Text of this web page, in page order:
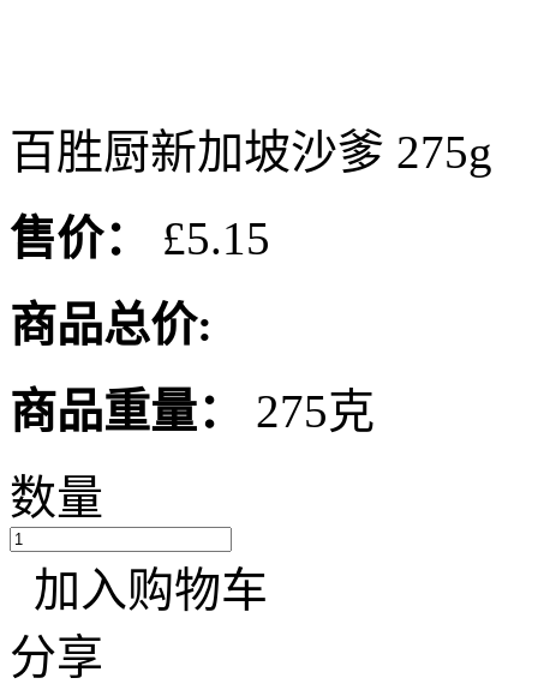
百胜厨新加坡沙爹 275g
售价：
£5.15
商品总价:
商品重量：
275克
数量
加入购物车
分享